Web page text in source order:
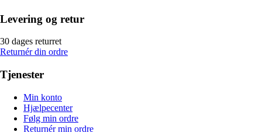
Levering og retur
30 dages returret
Returnér din ordre
Tjenester
Min konto
Hjælpecenter
Følg min ordre
Returnér min ordre